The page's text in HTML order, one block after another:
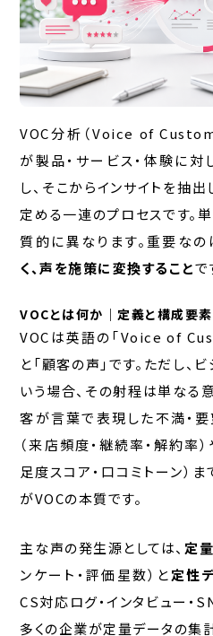
VOC分析（Voice of
が製品・サービス・体験に
し、そこからインサイトを抽
定める一連のプロセスです。
質的に異なります。重要なの
く、声を施策に変換することで
VOCとは何か｜定義と構成要素
VOCは英語の「Voice of
と「顧客の声」です。ただし
いう場合、その射程は単なる
客が言葉で表現した不満・
（来店頻度・継続率・解約率
足度スコア・口コミトーン）
がVOCの本質です。
主な声の発生源としては、 定
ンケート・評価星数）と定性
CS対応ログ・インタビュー・
多くの企業が定量データの集